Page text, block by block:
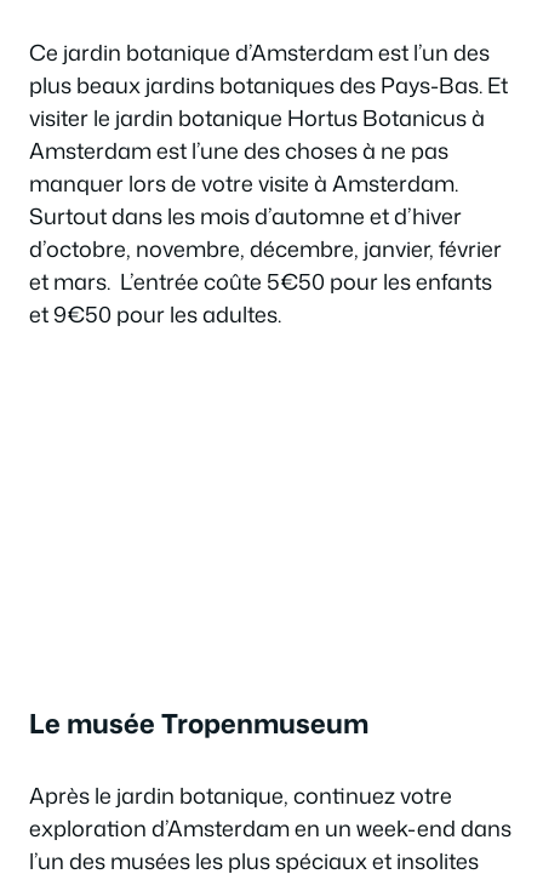
Ce jardin botanique d’Amsterdam est l’un des
plus beaux jardins botaniques des Pays-Bas. Et
visiter le jardin botanique Hortus Botanicus à
Amsterdam est l’une des choses à ne pas
manquer lors de votre visite à Amsterdam.
Surtout dans les mois d’automne et d’hiver
d’octobre, novembre, décembre, janvier, février
et mars. L’entrée coûte 5€50 pour les enfants
et 9€50 pour les adultes.
Le musée Tropenmuseum
Après le jardin botanique, continuez votre
exploration d’Amsterdam en un week-end dans
l’un des musées les plus spéciaux et insolites